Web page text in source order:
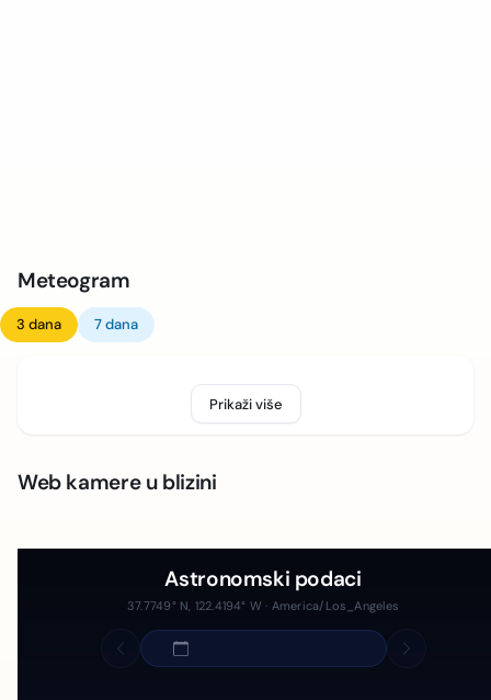
Meteogram
3 dana 7 dana
Prikaži više
Web kamere u blizini
Astronomski podaci
37.7749° N, 122.4194° W · America/Los_Angeles